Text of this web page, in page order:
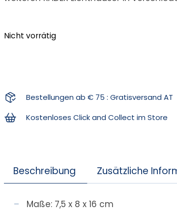
Nicht vorrätig
Bestellungen ab € 75 : Gratisversand AT
Kostenloses Click and Collect im Store
Beschreibung Zusätzliche
Maße: 7,5 x 8 x 16 cm